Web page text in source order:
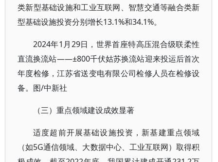
类新型基础设施和工业互联网、智慧交通等融合类新
型基础设施投资分别增长13.1%和34.1%。
2024年1月29日，世界首座特高压混合级联柔性
直流换流站——±800千伏姑苏换流站迎来投运后首次
年度检修，江苏省送变电有限公司检修人员在检修设
备。图/中新社
（三）重点领域建设成效显著
适度超前开展基础设施投资，新基建重点领域
（如5G通信领域、大数据中心、工业互联网）取得积